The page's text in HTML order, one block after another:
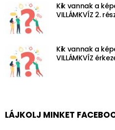
Kik vannak a
VILLÁMKVÍZ 2.
Kik vannak a
VILLÁMKVÍZ
LÁJKOLJ MINKET